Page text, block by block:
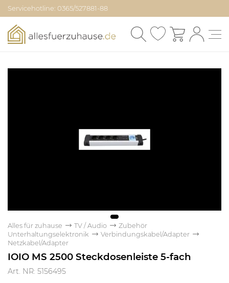
Servicehotline: 0365/527881-88
Alles für zuhause TV / Audio
Zubehör
Unterhaltungselektronik
Verbindungskabel/Adapter
Netzkabel/Adapter
IOIO MS 2500 Steckdosenleiste 5-fach
Art. NR: 5156495